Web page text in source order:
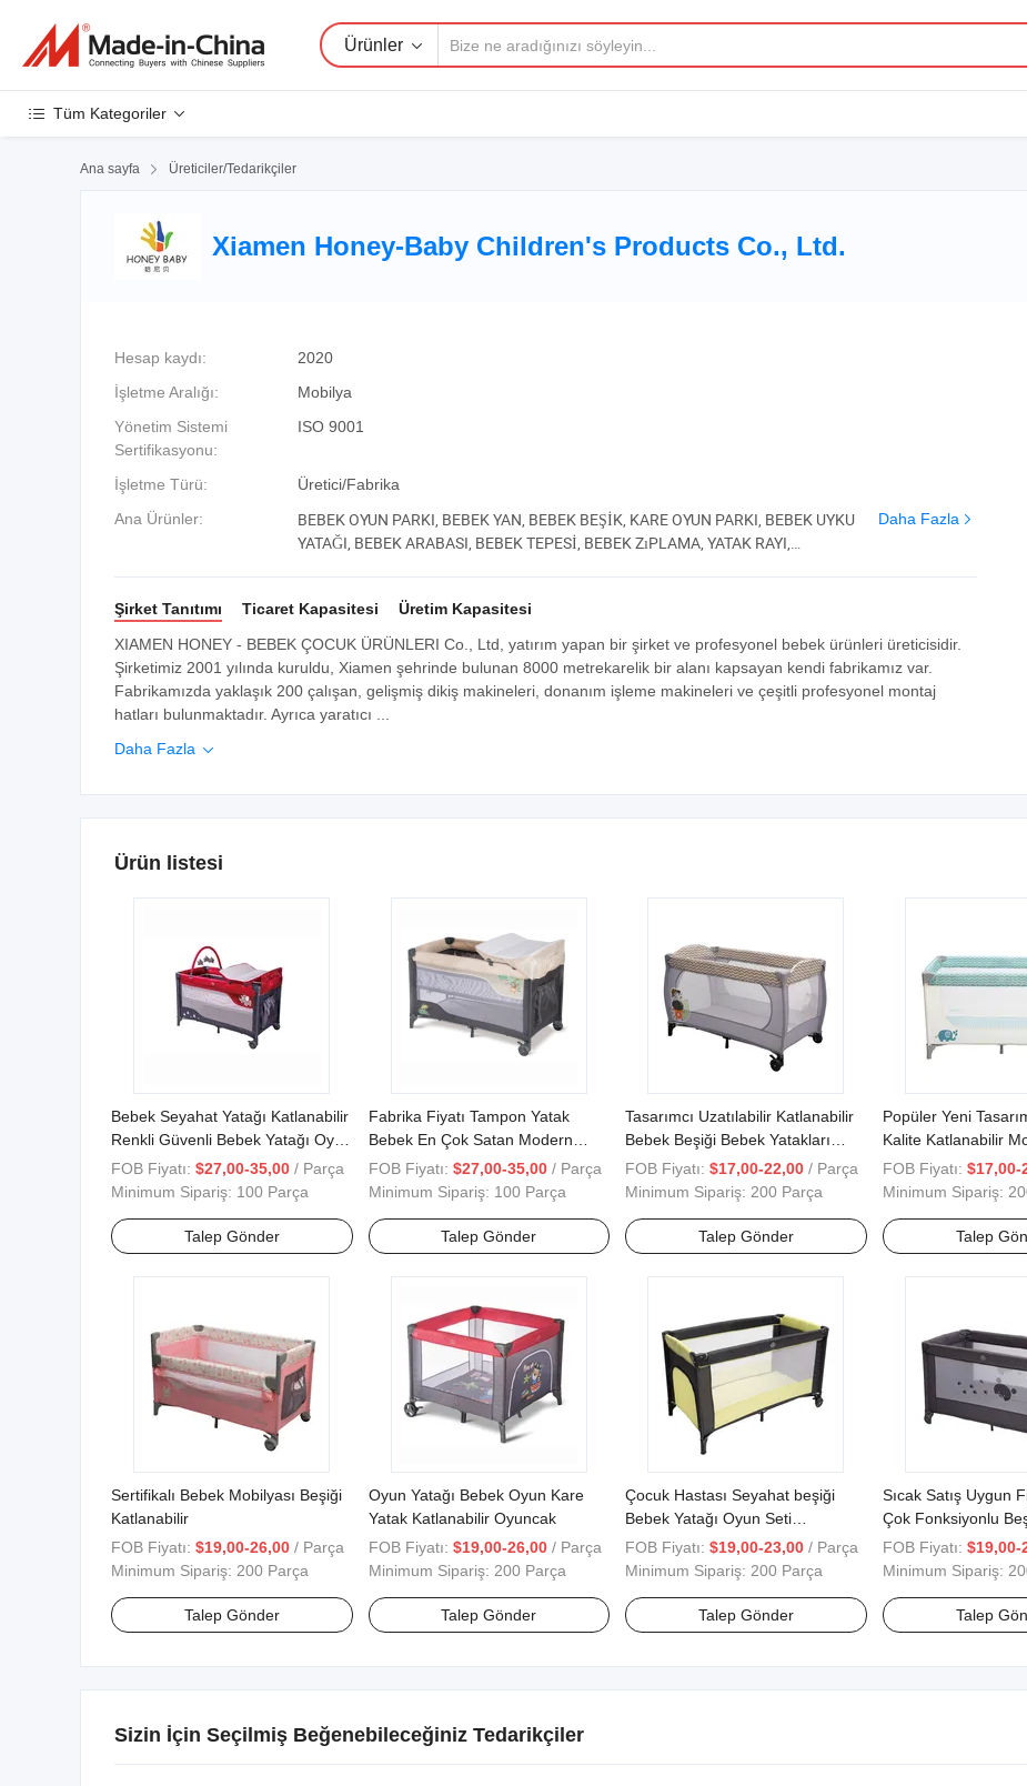
Ürünler
Tüm Kategoriler
Ana sayfa  Üreticiler/Tedarikçiler
Xiamen Honey-Baby Children's Products Co., Ltd.
Hesap kaydı:
2020
İşletme Aralığı:
Mobilya
Yönetim Sistemi
Sertifikasyonu:
ISO 9001
İşletme Türü:
Üretici/Fabrika
Ana Ürünler:
BEBEK OYUN PARKI, BEBEK YAN, BEBEK BEŞİK, KARE OYUN PARKI, BEBEK UYKU
YATAĞI, BEBEK ARABASI, BEBEK TEPESİ, BEBEK ZıPLAMA, YATAK RAYI,
Daha Fazla
Şirket Tanıtımı Ticaret Kapasitesi
Üretim Kapasitesi
XIAMEN HONEY - BEBEK ÇOCUK ÜRÜNLERI Co., Ltd, yatırım yapan bir şirket ve profesyonel bebek ürünleri üreticisidir.
Şirketimiz 2001 yılında kuruldu, Xiamen şehrinde bulunan 8000 metrekarelik bir alanı kapsayan kendi fabrikamız var.
Fabrikamızda yaklaşık 200 çalışan, gelişmiş dikiş makineleri, donanım işleme makineleri ve çeşitli profesyonel montaj
hatları bulunmaktadır. Ayrıca yaratıcı ...
Daha Fazla 
Ürün listesi
Bebek Seyahat Yatağı Katlanabilir
Renkli Güvenli Bebek Yatağı Oyun
Parkı
FOB Fiyatı: $27,00-35,00 / Parça
Minimum Sipariş: 100 Parça
Talep Gönder
Fabrika Fiyatı Tampon Yatak
Bebek En Çok Satan Modern
Tarzı Çocuk Oyun Parkı
FOB Fiyatı: $27,00-35,00 / Parça
Minimum Sipariş: 100 Parça
Talep Gönder
Tasarımcı Uzatılabilir Katlanabilir
Bebek Beşiği Bebek Yatakları
Çocuk Taşınabilir Yatak
FOB Fiyatı: $17,00-22,00 / Parça
Minimum Sipariş: 200 Parça
Talep Gönder
Popüler Yeni
Kalite Katlanabilir
Bebek Uyku Beşiği
FOB Fiyatı: $17,00-
Minimum Sipariş:
Talep
Sertifikalı Bebek Mobilyası Beşiği
Katlanabilir
FOB Fiyatı: $19,00-26,00 / Parça
Minimum Sipariş: 200 Parça
Talep Gönder
Oyun Yatağı Bebek Oyun Kare
Yatak Katlanabilir Oyuncak
FOB Fiyatı: $19,00-26,00 / Parça
Minimum Sipariş: 200 Parça
Talep Gönder
Çocuk Hastası Seyahat beşiği
Bebek Yatağı Oyun Seti
Taşınabilir Oyun Kartı
FOB Fiyatı: $19,00-23,00 / Parça
Minimum Sipariş: 200 Parça
Talep Gönder
Sıcak Satış Uygun
Çok Fonksiyonlu
FOB Fiyatı: $19,00-
Minimum Sipariş:
Talep
Sizin İçin Seçilmiş Beğenebileceğiniz Tedarikçiler